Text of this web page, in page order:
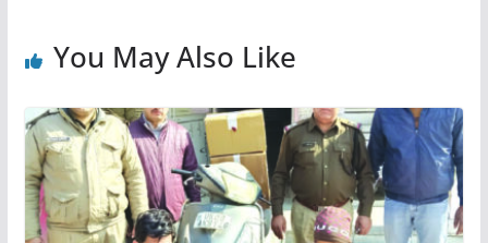
k
You May Also Like